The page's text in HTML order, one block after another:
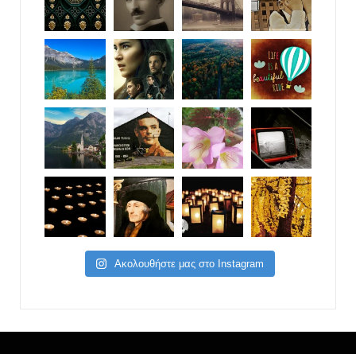
Ακολουθήστε μας στο Instagram